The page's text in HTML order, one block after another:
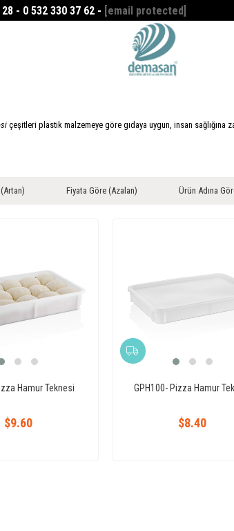
- 0 532 330 37 62 - [email protected]
çeşitleri plastik malzemeye göre gıdaya uygun, insan sağlığına
Fiyata Göre (Azalan) Ürün Adına
Hamur Teknesi
$9.60
GPH100- Pizza Hamur
$8.40